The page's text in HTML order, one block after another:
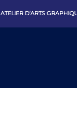
ATELIER D’ARTS